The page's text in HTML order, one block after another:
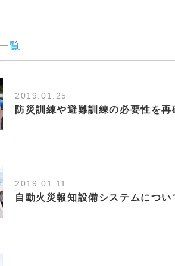
覧
2019.01.25
防災訓練や避難訓練の必要性を再
2019.01.11
自動火災報知設備システムについ